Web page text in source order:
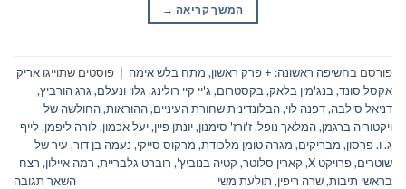
המשך קריאה →
פורסם בחשיפה ראשונה: + פרק ראשון, מתח בלש אימה פוסטים שתוייגו אריק
אקסל סונד, בנג'מין בלאק, בקסטרום, ג'יי קיי רולינג, גלוי ונעלם, גרג הורביץ,
דניאל סילבה,דפנה לוי,הבלונדינית שחורת העיניים,ההוראות,החולשה של
ויקטוריה ברגמן,המלאך נופל,ז'ורז' סימנון,יונתן פיין,יעל אכמון,לורה ליפמן,לייף
ג. ו. פרסון, מבריקים, מגרה טומן מלכודת, מרקוס סייקי, נעמה בן דור, עיר של
שוטרים,פרויקט X , קארין סלוטר, קטיה בנוביץ', רוברט גלבריית, רמה איילון, רצח
בראשי תיבות,שרה ריפין, תולעת משי השאר תגובה